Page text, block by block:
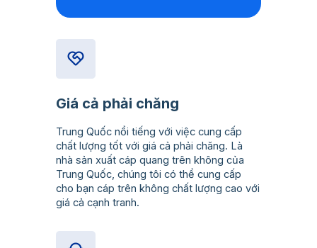
Giá cả phải chăng
Trung Quốc nổi tiếng với việc cung cấp
chất lượng tốt với giá cả phải chăng. Là
nhà sản xuất cáp quang trên không của
Trung Quốc, chúng tôi có thể cung cấp
cho bạn cáp trên không chất lượng cao với
giá cả cạnh tranh.